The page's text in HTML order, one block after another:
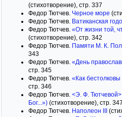
(стихотворение), стр. 337
Федор Тютчев. Черное море
Федор Тютчев. Ватиканская
Федор Тютчев. «От жизни той,
(стихотворение), стр. 342
Федор Тютчев. Памяти М. К.
343
Федор Тютчев. «День
стр. 345
Федор Тютчев. «Как бестолковы
стр. 346
Федор Тютчев. <Э. Ф.
Бог...») (стихотворение), стр. 347
Федор Тютчев. Наполеон III